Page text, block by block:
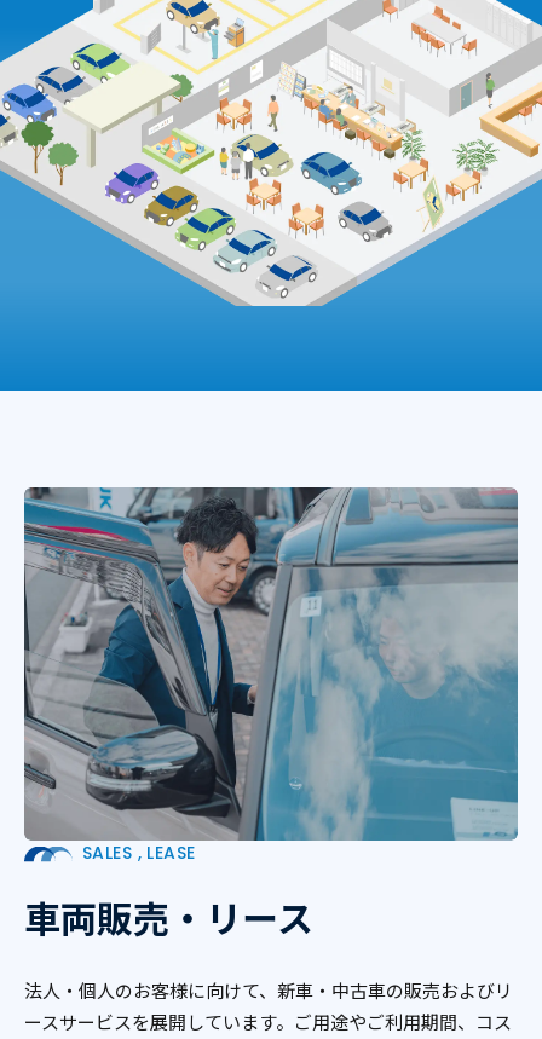
SALES , LEASE
車両販売・リース
法人・個人のお客様に向けて、新車・中古車の販売およびリ
ースサービスを展開しています。ご用途やご利用期間、 コス